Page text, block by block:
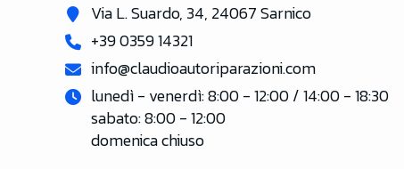
Via L. Suardo, 34, 24067 Sarnico
+39 0359 14321
info@claudioautoriparazioni.com
lunedì - venerdì: 8:00 - 12:00 / 14:00 - 18:30
sabato: 8:00 - 12:00
domenica chiuso